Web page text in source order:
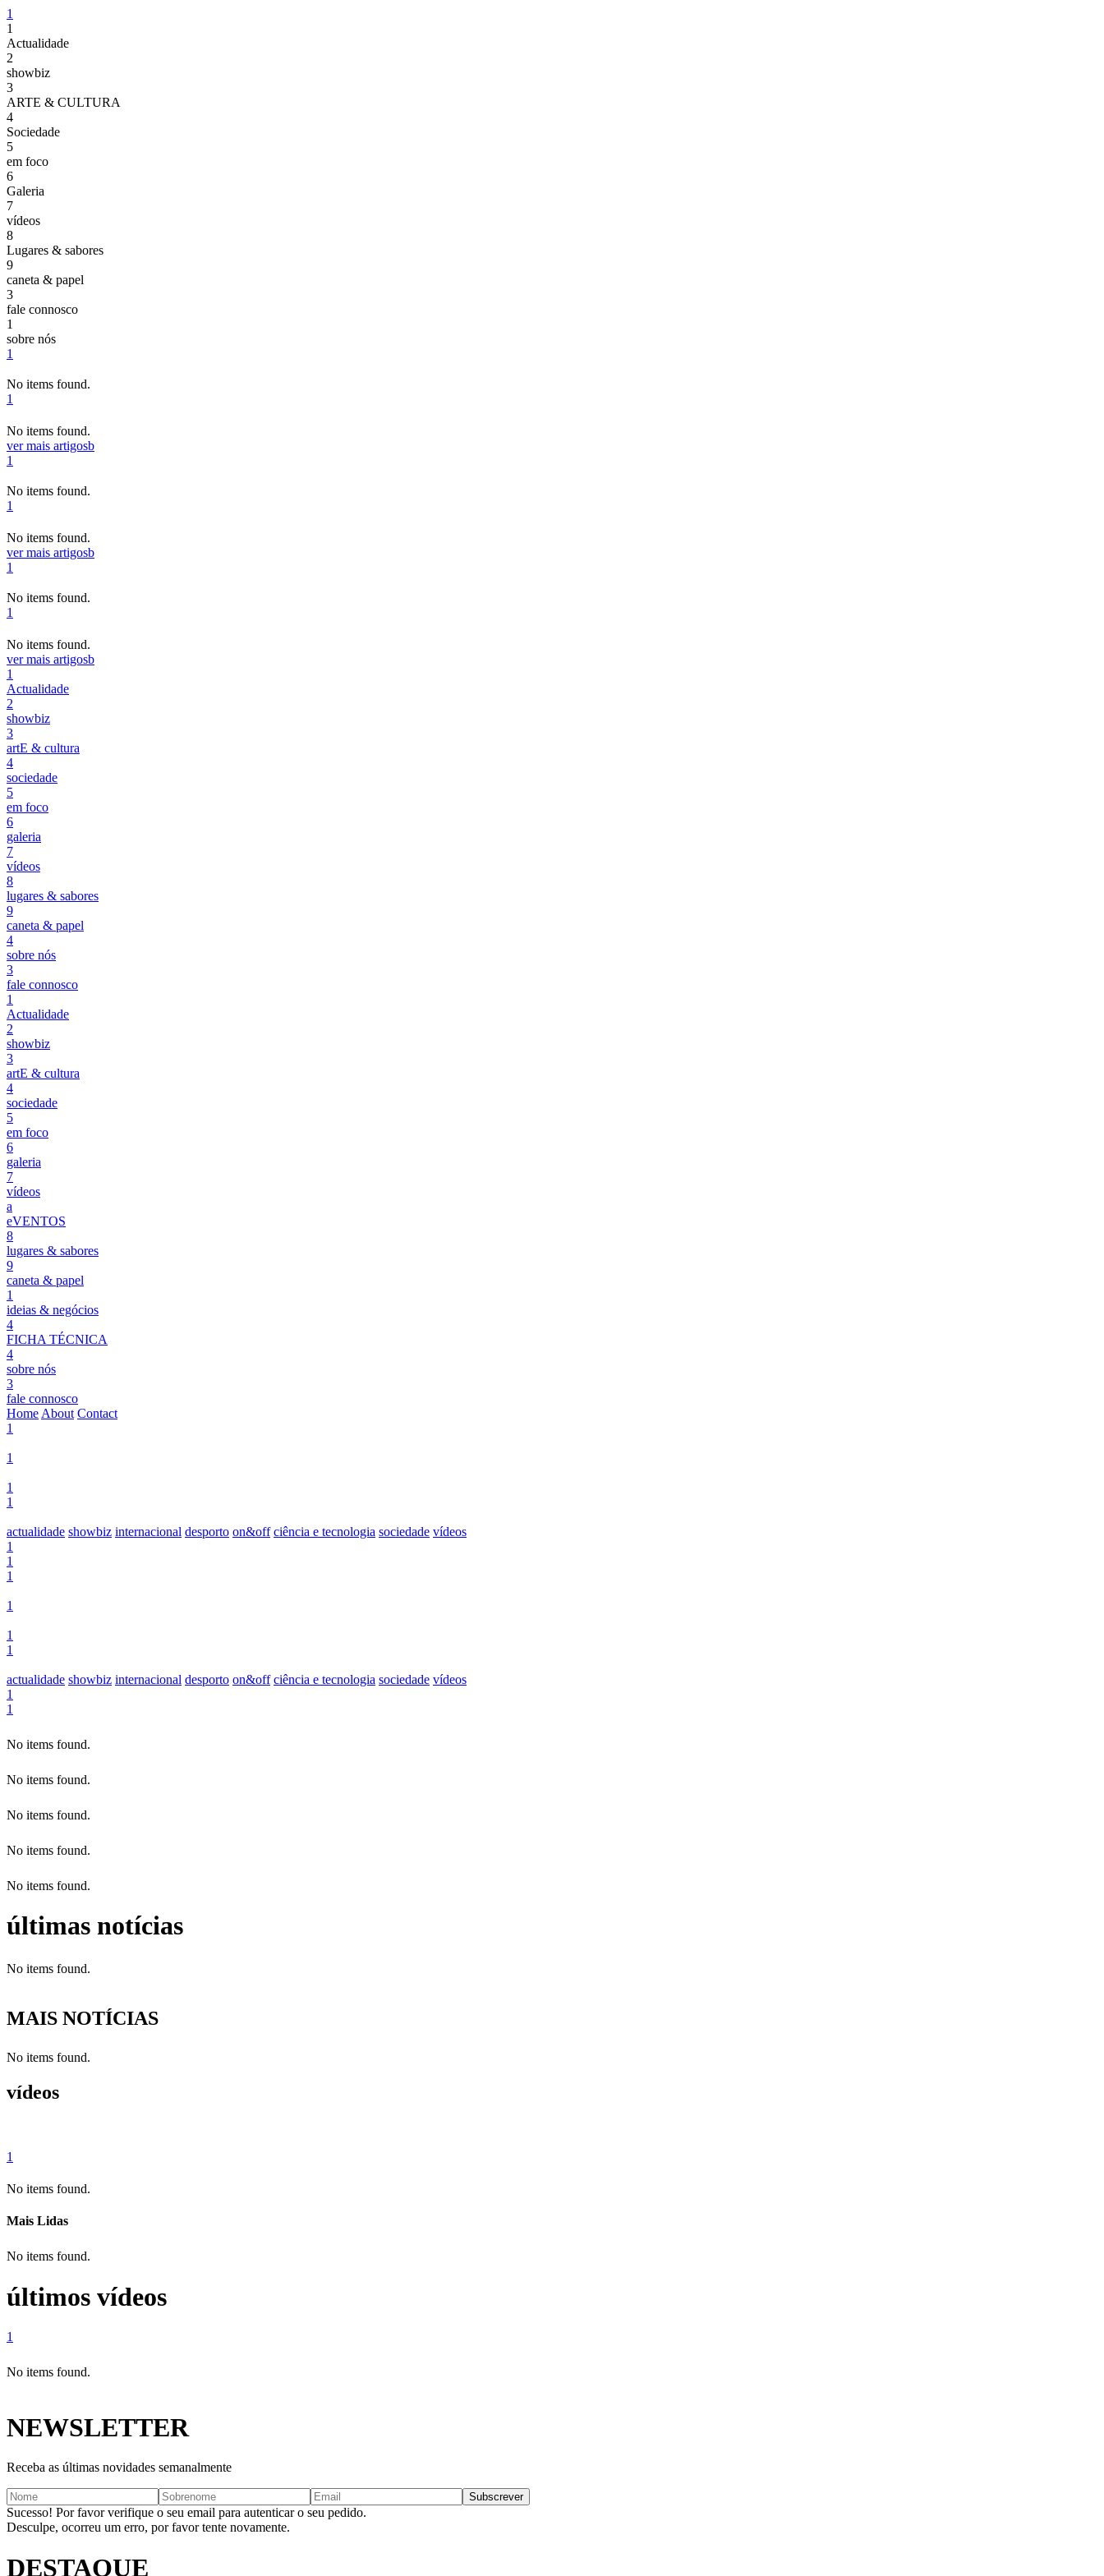
1
1
Actualidade
2
showbiz
3
ARTE & CULTURA
4
Sociedade
5
em foco
6
Galeria
7
vídeos
8
Lugares & sabores
9
caneta & papel
3
fale connosco
1
sobre nós
1
No items found.
1
No items found.
ver mais artigosb
1
No items found.
1
No items found.
ver mais artigosb
1
No items found.
1
No items found.
ver mais artigosb
1
Actualidade
2
showbiz
3
artE & cultura
4
sociedade
5
em foco
6
galeria
7
vídeos
8
lugares & sabores
9
caneta & papel
4
sobre nós
3
fale connosco
1
Actualidade
2
showbiz
3
artE & cultura
4
sociedade
5
em foco
6
galeria
7
vídeos
a
eVENTOS
8
lugares & sabores
9
caneta & papel
1
ideias & negócios
4
FICHA TÉCNICA
4
sobre nós
3
fale connosco
Home About Contact
1
1
1
1
actualidade showbiz internacional desporto on&off ciência e tecnologia sociedade vídeos
1
1
1
1
1
1
actualidade showbiz internacional desporto on&off ciência e tecnologia sociedade vídeos
1
1
No items found.
No items found.
No items found.
No items found.
No items found.
últimas notícias
No items found.
MAIS NOTÍCIAS
No items found.
vídeos
1
No items found.
Mais Lidas
No items found.
últimos vídeos
1
No items found.
NEWSLETTER
Receba as últimas novidades semanalmente
Sucesso! Por favor verifique o seu email para autenticar o seu pedido.
Desculpe, ocorreu um erro, por favor tente novamente.
DESTAQUE